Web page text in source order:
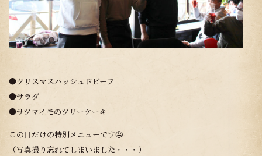
●クリスマスハッシュドビーフ
●サラダ
●サツマイモのツリーケーキ
この日だけの特別メニューです🤤
（写真撮り忘れてしまいました・・・）